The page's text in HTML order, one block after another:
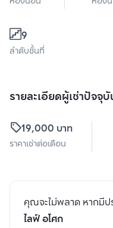
9
ลำดับชั้นที่
รายละเอียดผู้เช่าปัจจุ
19,000 บาท
ราคาเช่าต่อเดือน
คุณจะไม่พลาด หากมีป
ไลฟ์ อโศก